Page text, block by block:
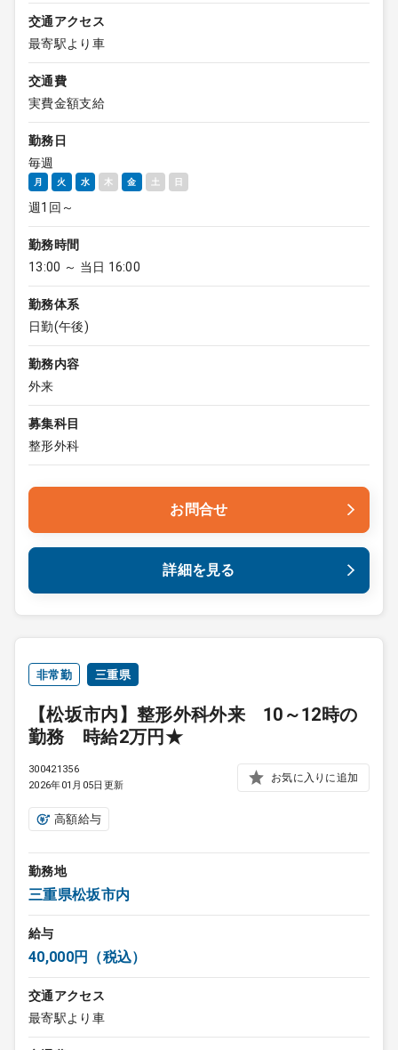
交通アクセス
最寄駅より車
交通費
実費金額支給
勤務日
毎週
月 火 水 木 金 土 日
週1回～
勤務時間
13:00 ～ 当日 16:00
勤務体系
日勤(午後)
勤務内容
外来
募集科目
整形外科
お問合せ
詳細を見る
非常勤 三重県
【松坂市内】整形外科外来 10～12時の
勤務 時給2万円★
300421356
2026年01月05日更新
お気に入りに追加
高額給与
勤務地
三重県松坂市内
給与
40,000円（税込）
交通アクセス
最寄駅より車